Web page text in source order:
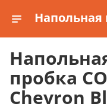
пробка
Chevron